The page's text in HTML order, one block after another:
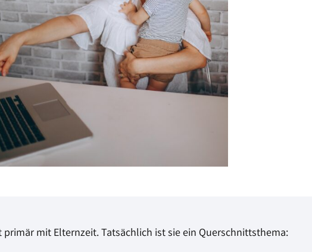
mit Elternzeit. Tatsächlich ist sie ein Querschnittsthema: